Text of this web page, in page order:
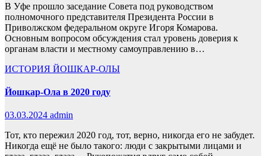
В Уфе прошло заседание Совета под руководством
полномочного представителя Президента России в
Приволжском федеральном округе Игоря Комарова.
Основным вопросом обсуждения стал уровень доверия к
органам власти и местному самоуправлению в…
ИСТОРИЯ ЙОШКАР-ОЛЫ
Йошкар-Ола в 2020 году
03.03.2024 admin
Тот, кто пережил 2020 год, тот, верно, никогда его не забудет.
Никогда ещё не было такого: люди с закрытыми лицами и